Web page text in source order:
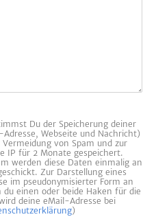
Du der Speicherung deiner
Webseite und Nachricht)
von Spam und zur
IP für 2 Monate gespeichert.
werden diese Daten einmalig an
Zur Darstellung eines
im pseudonymisierter Form an
einen oder beide Haken für die
deine eMail-Adresse bei
)